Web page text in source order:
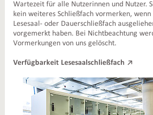
Wartezeit für alle Nutzerinnen und Nutzer.
kein weiteres Schließfach vormerken, wenn
Lesesaal- oder Dauerschließfach
vorgemerkt haben. Bei Nichtbeachtung
Vormerkungen von uns gelöscht.
Verfügbarkeit Lesesaalschließfach